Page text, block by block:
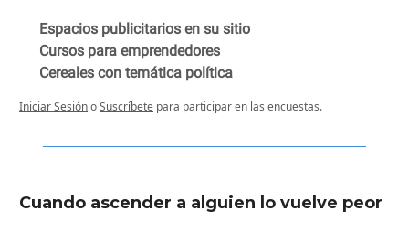
Espacios publicitarios en su sitio
Cursos para emprendedores
Cereales con temática política
Iniciar SesiónoSuscríbete para participar en las encuestas.
Cuando ascender a alguien lo vuelve peor